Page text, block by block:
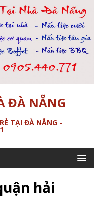
ĐÀ NẴNG
TẠI ĐÀ NẴNG -
hải